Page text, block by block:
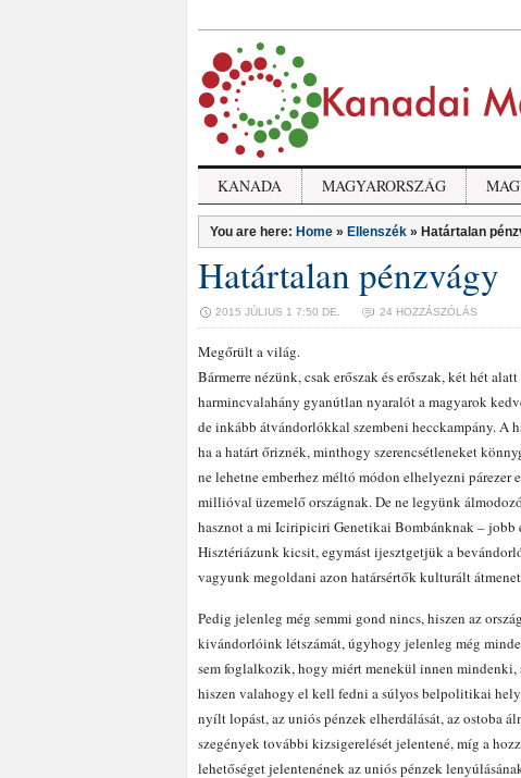
KANADA MAGYARORSZÁG
You are here: Home » Ellenszék » Határtalan
Határtalan pénzvágy
2015 JÚLIUS 1 7:50 DE. 24 HOZZÁSZÓLÁS
Megőrült a világ.
Bármerre nézünk, csak erőszak és erőszak, két hét
harmincvalahány gyanútlan nyaralót a magyarok
de inkább átvándorlókkal szembeni hecckampány. A
ha a határt őriznék, minthogy szerencsétleneket
ne lehetne emberhez méltó módon elhelyezni
millióval üzemelő országnak. De ne legyünk
hasznot a mi Iciripiciri Genetikai Bombánknak – jobb
Hisztériázunk kicsit, egymást ijesztgetjük a
vagyunk megoldani azon határsértők kulturált
Pedig jelenleg még semmi gond nincs, hiszen az
kivándorlóink létszámát, úgyhogy jelenleg még
sem foglalkozik, hogy miért menekül innen
hiszen valahogy el kell fedni a súlyos belpolitikai
nyílt lopást, az uniós pénzek elherdálását, az ostoba
szegények további kizsigerelését jelentené, míg a
lehetőséget jelentenének az uniós pénzek